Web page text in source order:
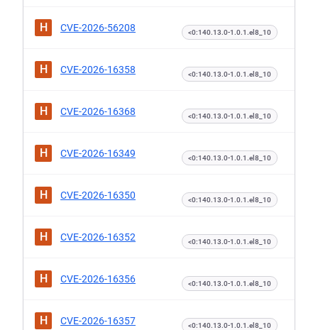
H CVE-2026-56208 <0:140.13.0-1.0.1.el8_10
H CVE-2026-16358 <0:140.13.0-1.0.1.el8_10
H CVE-2026-16368 <0:140.13.0-1.0.1.el8_10
H CVE-2026-16349 <0:140.13.0-1.0.1.el8_10
H CVE-2026-16350 <0:140.13.0-1.0.1.el8_10
H CVE-2026-16352 <0:140.13.0-1.0.1.el8_10
H CVE-2026-16356 <0:140.13.0-1.0.1.el8_10
H CVE-2026-16357 <0:140.13.0-1.0.1.el8_10